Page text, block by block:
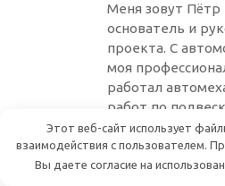
Меня зовут Пётр
основатель и
проекта. С
моя
работал
работ по
ремонту
являюсь
сервиса. Не так
Этот веб-сайт использует
взаимодействия с пользователем.
Вы даете согласие на